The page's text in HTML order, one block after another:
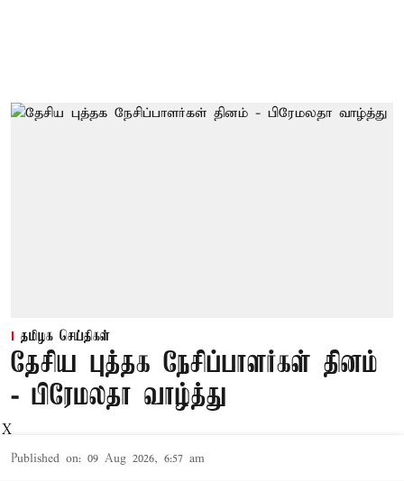
தமிழக செய்திகள்
தேசிய புத்தக நேசிப்பாளர்கள் தினம்
- பிரேமலதா வாழ்த்து
Published on: 09 Aug 2026, 6:57 am
X